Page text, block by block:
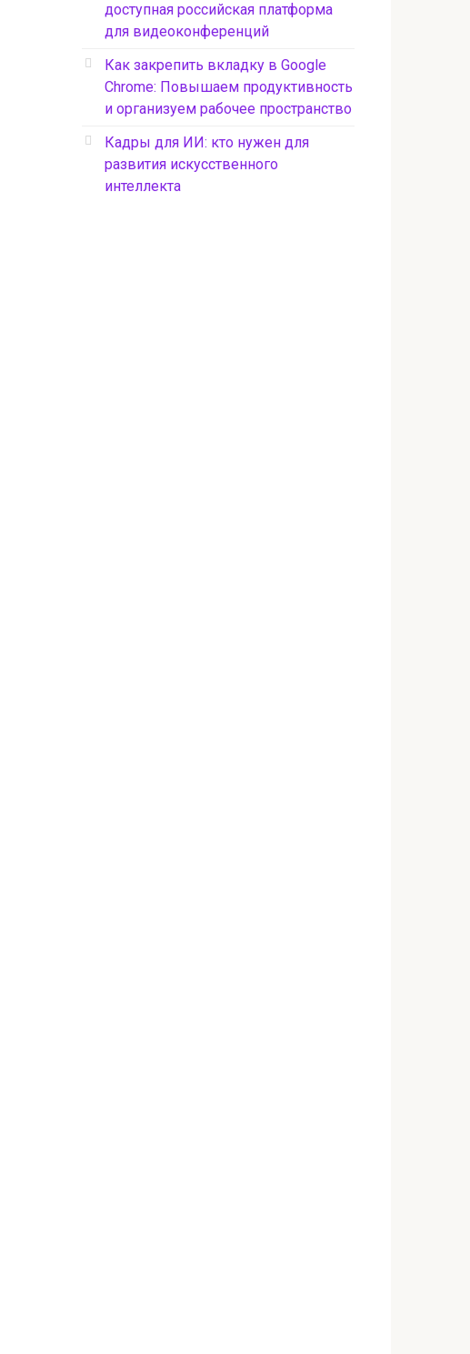
доступная российская платформа
для видеоконференций
Как закрепить вкладку в Google
Chrome: Повышаем продуктивность
и организуем рабочее пространство
Кадры для ИИ: кто нужен для
развития искусственного
интеллекта